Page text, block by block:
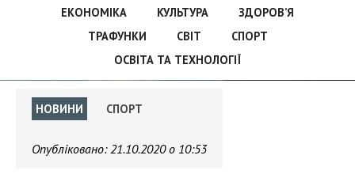
ЕКОНОМІКА
КУЛЬТУРА
ЗДОРОВ’Я
ТРАФУНКИ
СВІТ
СПОРТ
ОСВІТА ТА ТЕХНОЛОГІЇ
НОВИНИ СПОРТ
Опубліковано:21.10.2020 о 10:53